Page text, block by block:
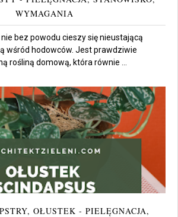
WYMAGANIA
bez powodu cieszy się nieustającą
wśród hodowców. Jest prawdziwie
rośliną domową, która równie ...
OŁUSTEK - PIELĘGNACJA,